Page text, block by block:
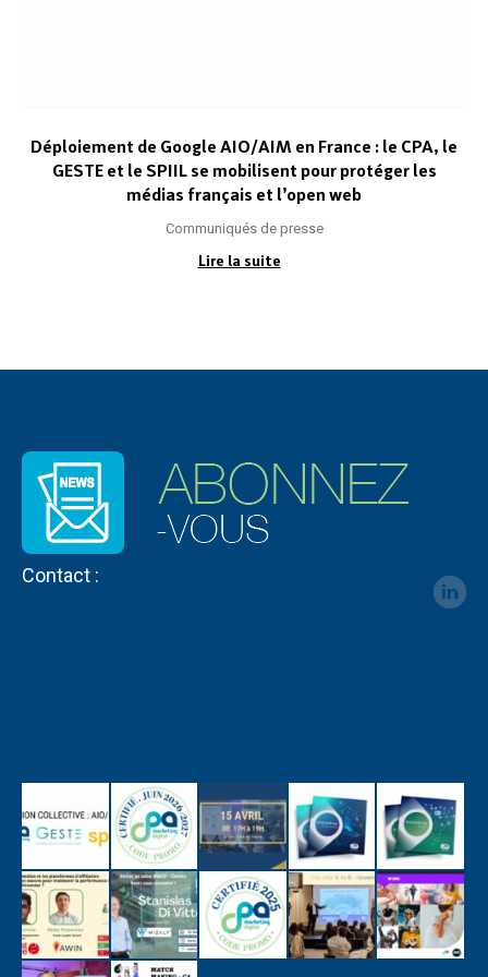
Déploiement de Google AIO/AIM en France : le CPA, le
GESTE et le SPIIL se mobilisent pour protéger les
médias français et l’open web
Communiqués de presse
Lire la suite
Contact :